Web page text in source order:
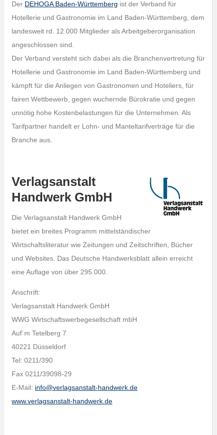
Der DEHOGA Baden-Württemberg ist der Verband für
Hotellerie und Gastronomie im Land Baden-Württemberg, dem
landesweit rd. 12.000 Mitglieder als Arbeitgeberorganisation
angeschlossen sind.
Der Verband versteht sich dabei als die Branchenvertretung für
Hotellerie und Gastronomie im Land Baden-Württemberg und
kämpft für die Anliegen von Gastronomen und Hoteliers, für
fairen Wettbewerb, gegen wuchernde Bürokratie und gegen
unnötig hohe Kostenbelastungen für die Unternehmen. Als
Tarifpartner handelt er Lohn- und Manteltarifverträge für die
Branche aus.
Verlagsanstalt
Handwerk GmbH
Die Verlagsanstalt Handwerk GmbH
bietet ein breites Programm mittelständischer
Wirtschaftsliteratur wie Zeitungen und Zeitschriften, Bücher
und Websites. Das Deutsche Handwerksblatt allein erreicht
eine Auflage von über 295.000.
Anschrift:
Verlagsanstalt Handwerk GmbH
WWG Wirtschaftswerbegesellschaft mbH
Auf´m Tetelberg 7
40221 Düsseldorf
Tel: 0211/390
Fax 0211/39098-29
E-Mail: info@verlagsanstalt-handwerk.de
www.verlagsanstalt-handwerk.de